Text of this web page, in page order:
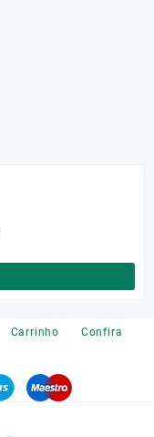
Carrinho Confira